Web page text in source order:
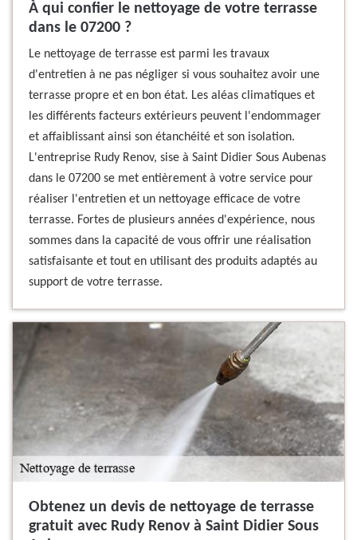
À qui confier le nettoyage de votre terrasse
dans le 07200 ?
Le nettoyage de terrasse est parmi les travaux
d'entretien à ne pas négliger si vous souhaitez avoir une
terrasse propre et en bon état. Les aléas climatiques et
les différents facteurs extérieurs peuvent l'endommager
et affaiblissant ainsi son étanchéité et son isolation.
L'entreprise Rudy Renov, sise à Saint Didier Sous Aubenas
dans le 07200 se met entièrement à votre service pour
réaliser l'entretien et un nettoyage efficace de votre
terrasse. Fortes de plusieurs années d'expérience, nous
sommes dans la capacité de vous offrir une réalisation
satisfaisante et tout en utilisant des produits adaptés au
support de votre terrasse.
Obtenez un devis de nettoyage de terrasse
gratuit avec Rudy Renov à Saint Didier Sous